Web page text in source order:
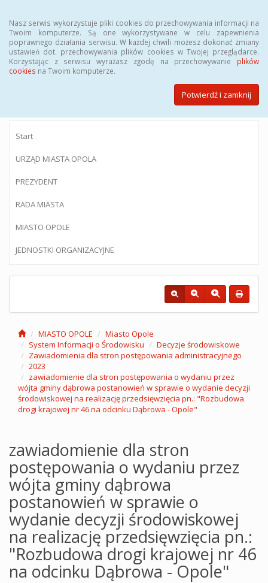
Nasz serwis wykorzystuje pliki cookies do przechowywania informacji na
Twoim komputerze. Są one wykorzystywane w celu zapewnienia
poprawnego działania serwisu. W każdej chwili możesz dokonać zmiany
ustawień dot. przechowywania plików cookies w Twojej przeglądarce.
Korzystając z serwisu wyrażasz zgodę na przechowywanie plików
cookies na Twoim komputerze.
Potwierdź i zamknij
BIULETYN INFORMACJI PUBLICZNEJ
Urzędu Miasta Opola
Start
URZĄD MIASTA OPOLA
PREZYDENT
RADA MIASTA
MIASTO OPOLE
JEDNOSTKI ORGANIZACYJNE
MIASTO OPOLE
Miasto Opole
System Informacji o Środowisku
Decyzje środowiskowe
Zawiadomienia dla stron postępowania administracyjnego
2023
zawiadomienie dla stron postępowania o wydaniu przez
wójta gminy dąbrowa postanowień w sprawie o wydanie decyzji
środowiskowej na realizację przedsięwzięcia pn.: "Rozbudowa
drogi krajowej nr 46 na odcinku Dąbrowa - Opole"
zawiadomienie dla stron
postępowania o wydaniu przez
wójta gminy dąbrowa
postanowień w sprawie o
wydanie decyzji środowiskowej
na realizację przedsięwzięcia pn.:
"Rozbudowa drogi krajowej nr 46
na odcinku Dąbrowa - Opole"